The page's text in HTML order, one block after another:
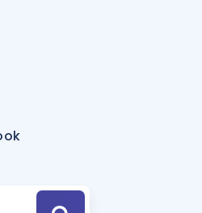
Hesaplama Aracı
için Öneriler
Tek Takvimde
Hoca ile seni sınava hazırlayacak